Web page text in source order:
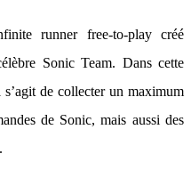
runner free-to-play créé
Sonic Team. Dans cette
de collecter un maximum
de Sonic, mais aussi des